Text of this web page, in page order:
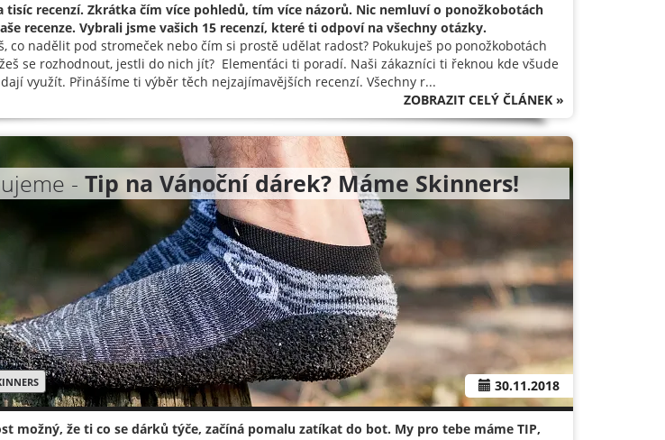
tisíc recenzí. Zkrátka čím více pohledů, tím více názorů. Nic nemluví o ponožkobotách
recenze. Vybrali jsme vašich 15 recenzí, které ti odpoví na všechny otázky.
co nadělit pod stromeček nebo čím si prostě udělat radost? Pokukuješ po ponožkobotách
se rozhodnout, jestli do nich jít? Elemenťáci ti poradí. Naši zákazníci ti řeknou kde všude
využít. Přinášíme ti výběr těch nejzajímavějších recenzí. Všechny r...
ZOBRAZIT CELÝ ČLÁNEK »
- Tip na Vánoční dárek? Máme Skinners!
30.11.2018
možný, že ti co se dárků týče, začíná pomalu zatíkat do bot. My pro tebe máme TIP,